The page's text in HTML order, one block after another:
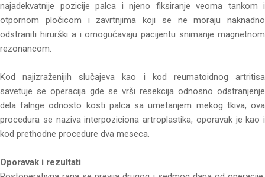
najadekvatnije pozicije palca i njeno fiksiranje veoma tankom i
otpornom pločicom i zavrtnjima koji se ne moraju naknadno
odstraniti hirurški a i omogućavaju pacijentu snimanje magnetnom
rezonancom.
Kod najizraženijih slučajeva kao i kod reumatoidnog artritisa
savetuje se operacija gde se vrši resekcija odnosno odstranjenje
dela falnge odnosto kosti palca sa umetanjem mekog tkiva, ova
procedura se naziva interpoziciona artroplastika, oporavak je kao i
kod prethodne procedure dva meseca.
Oporavak i rezultati